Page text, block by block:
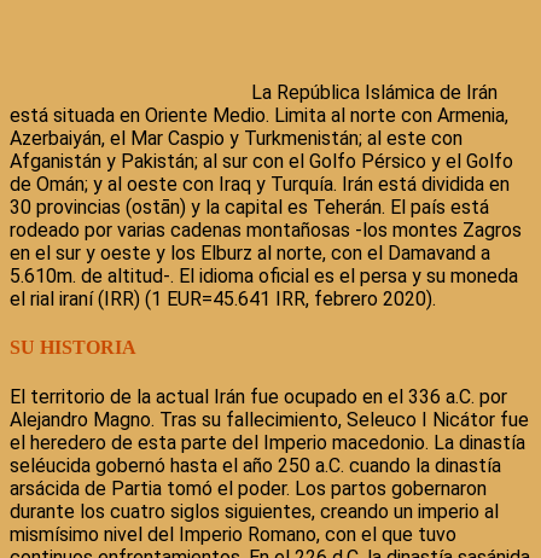
La República Islámica de Irán
está situada en Oriente Medio. Limita al norte con Armenia,
Azerbaiyán, el Mar Caspio y Turkmenistán; al este con
Afganistán y Pakistán; al sur con el Golfo Pérsico y el Golfo
de Omán; y al oeste con Iraq y Turquía. Irán está dividida en
30 provincias (ostān) y la capital es Teherán. El país está
rodeado por varias cadenas montañosas -los montes Zagros
en el sur y oeste y los Elburz al norte, con el Damavand a
5.610m. de altitud-. El idioma oficial es el persa y su moneda
el rial iraní (IRR) (1 EUR=45.641 IRR, febrero 2020).
SU HISTORIA
El territorio de la actual Irán fue ocupado en el 336 a.C. por
Alejandro Magno. Tras su fallecimiento, Seleuco I Nicátor fue
el heredero de esta parte del Imperio macedonio. La dinastía
seléucida gobernó hasta el año 250 a.C. cuando la dinastía
arsácida de Partia tomó el poder. Los partos gobernaron
durante los cuatro siglos siguientes, creando un imperio al
mismísimo nivel del Imperio Romano, con el que tuvo